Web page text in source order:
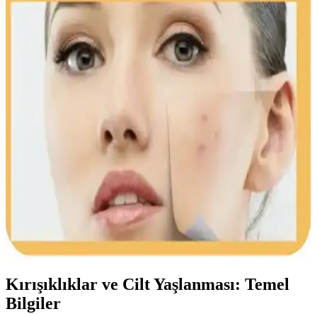
Kullanım İpuçları
Bebek yağı, doğal içerikleriyle hassas ciltleri yatıştırır, nem sağlar ve
cilt bariyerini güçlendirir. Doğru seçim ve düzenli kullanım ile
sağlıklı, parlak ciltler elde edilir.
Bebek Yağı ve Sivilceler: Doğru Kullanım ve
Bebek yağı, doğru kullanıldığında sivilcelere iyi gelebilir. Cilt tipi ve
kullanım şekline dikkat etmek, sağlıklı ve parlak cilt için önemlidir.
Bebek Yağı ve Sivilce İlişkisi: Bilinçli Kullanım
İpuçları ve Cilt Bakımı Rehberi
Bebek yağı cilt bakımında nemlendirme sağlasa da, doğru
kullanılmadığında sivilceye yol açabilir. Bu rehberde, bilinçli
kullanım ve cilt tipi uyumu hakkında detaylar bulunuyor.
Kırışıklıklar ve Cilt Yaşlanması: Temel
Bilgiler